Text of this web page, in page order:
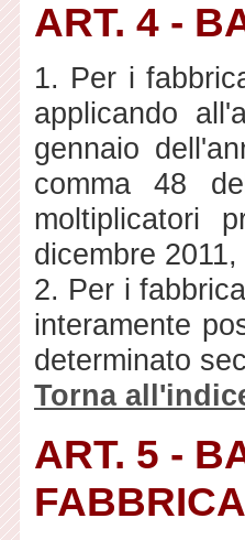
ART. 4 -
1. Per i
applicando
gennaio
comma 48
moltiplicatori
dicembre
2. Per i
interamente
determinato
Torna
ART. 5 -